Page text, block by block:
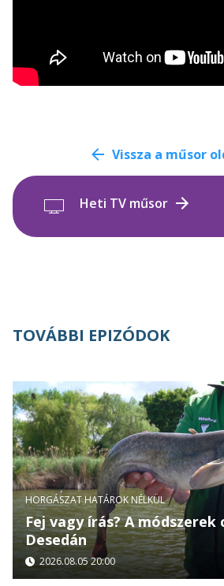
Vissza a műsor
Heti TV műsor
TOVÁBBI EPIZÓDOK
HORGÁSZAT HATÁROK NÉLKÜL
Fej vagy írás? A módszerek
Desedán
2026.08.05 20:00